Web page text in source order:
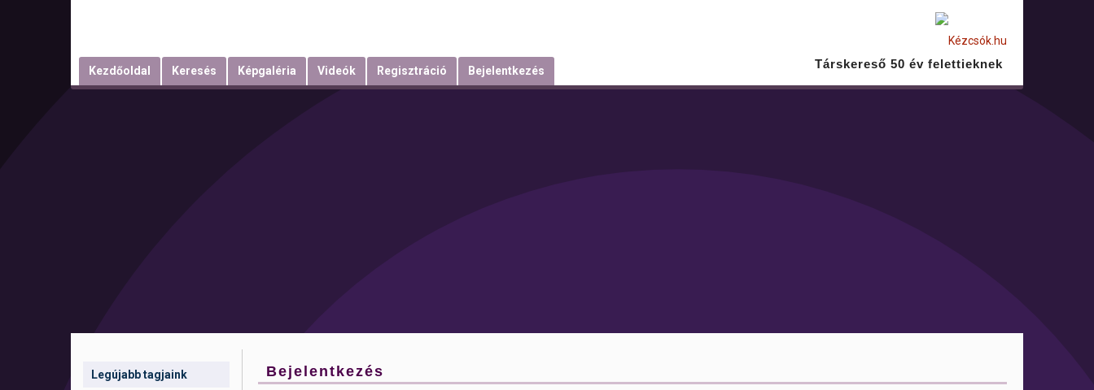
Kezdőoldal Keresés Képgaléria Videók Regisztráció Bejelentkezés Társkereső 50 év felettieknek
Legújabb tagjaink Bejelentkezés